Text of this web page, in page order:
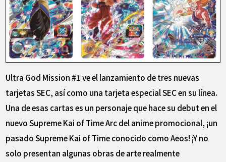
Ultra God Mission #1 ve el lanzamiento de tres nuevas
tarjetas SEC, así como una tarjeta especial SEC en su línea.
Una de esas cartas es un personaje que hace su debut en el
nuevo Supreme Kai of Time Arc del anime promocional, ¡un
pasado Supreme Kai of Time conocido como Aeos! ¡Y no
solo presentan algunas obras de arte realmente